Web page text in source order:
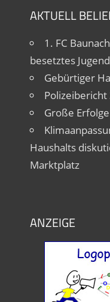
AKTUELL
1. FC
besetztes
Gebürtiger
Polizeibericht
Große
Haushalts
Marktplatz
ANZEIGE